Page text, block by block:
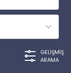
GELIŞMIŞ
ARAMA